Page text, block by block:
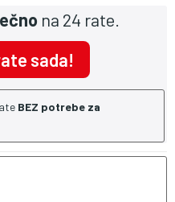
na 24 rate.
sada!
BEZ potrebe za